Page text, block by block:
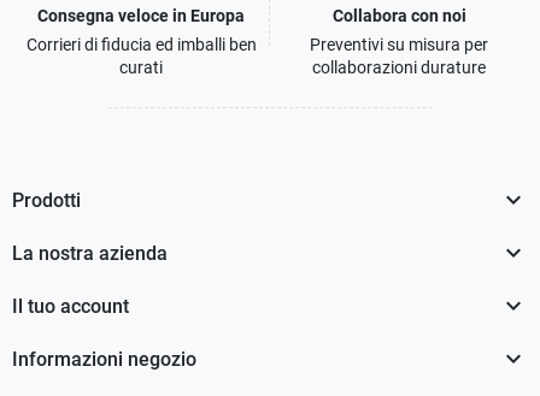
Consegna veloce in Europa
Corrieri di fiducia ed imballi ben
curati
Collabora con noi
Preventivi su misura per
collaborazioni durature
Prodotti 
La nostra azienda 
Il tuo account 
Informazioni negozio 